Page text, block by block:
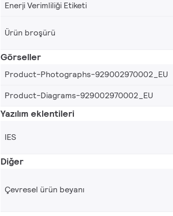
Enerji Verimliliği Etiketi
Ürün broşürü
Görseller
Product-Photographs-929002970002_EU
Product-Diagrams-929002970002_EU
Yazılım eklentileri
IES
Diğer
Çevresel ürün beyanı